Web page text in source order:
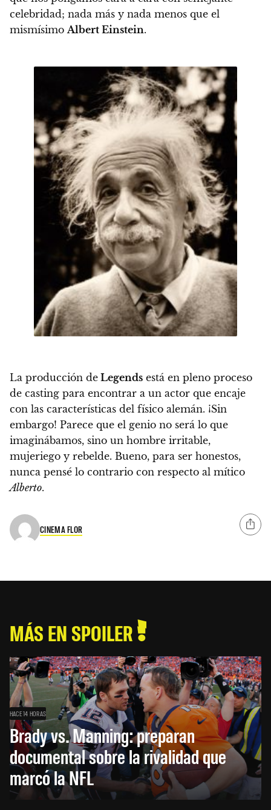
celebridad; nada más y nada menos que el
mismísimoAlbert Einstein.
La producción de Legends está en pleno proceso
de casting para encontrar a un actor que encaje
con las características del físico alemán. ¡Sin
embargo! Parece que el genio no será lo que
imaginábamos, sino un hombre irritable,
mujeriego y rebelde. Bueno, para ser honestos,
nunca pensé lo contrario con respecto al mítico
Alberto.
CINEMA FLOR
MÁS EN SPOILER
HACE 14 HORAS
Brady vs. Manning: preparan
documental sobre la rivalidad que
marcó la NFL